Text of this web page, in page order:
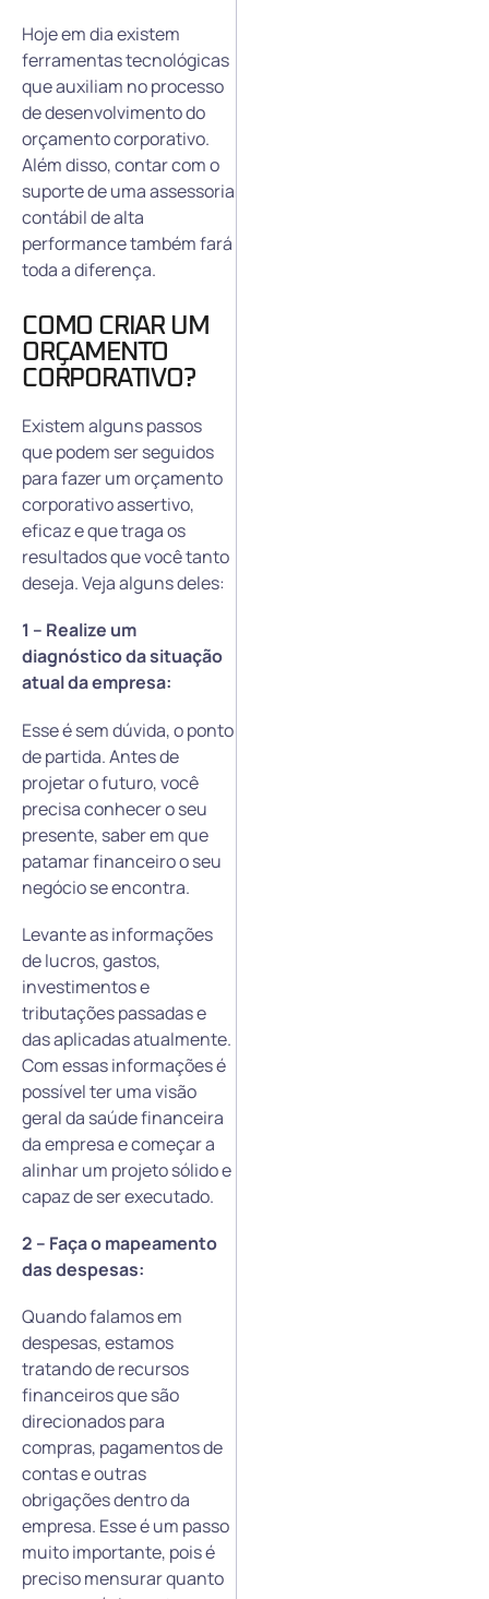
Hoje em dia existem
ferramentas tecnológicas
que auxiliam no processo
de desenvolvimento do
orçamento corporativo.
Além disso, contar com o
suporte de uma assessoria
contábil de alta
performance também fará
toda a diferença.
COMO CRIAR UM
ORÇAMENTO
CORPORATIVO?
Existem alguns passos
que podem ser seguidos
para fazer um orçamento
corporativo assertivo,
eficaz e que traga os
resultados que você tanto
deseja. Veja alguns deles:
1 – Realize um
diagnóstico da situação
atual da empresa:
Esse é sem dúvida, o ponto
de partida. Antes de
projetar o futuro, você
precisa conhecer o seu
presente, saber em que
patamar financeiro o seu
negócio se encontra.
Levante as informações
de lucros, gastos,
investimentos e
tributações passadas e
das aplicadas atualmente.
Com essas informações é
possível ter uma visão
geral da saúde financeira
da empresa e começar a
alinhar um projeto sólido e
capaz de ser executado.
2 – Faça o mapeamento
das despesas:
Quando falamos em
despesas, estamos
tratando de recursos
financeiros que são
direcionados para
compras, pagamentos de
contas e outras
obrigações dentro da
empresa. Esse é um passo
muito importante, pois é
preciso mensurar quanto